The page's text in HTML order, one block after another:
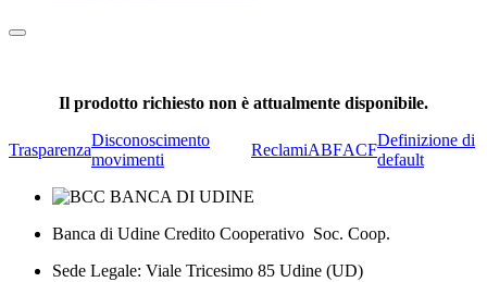
Il prodotto richiesto non è attualmente disponibile.
Trasparenza
Disconoscimento
movimenti
ReclamiABFACF
Definizione di
default
Banca di Udine Credito Cooperativo Soc. Coop.
Sede Legale: Viale Tricesimo 85 Udine (UD)